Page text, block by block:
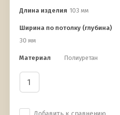
Длина изделия 103 мм
Ширина по потолку (глубина)
30 мм
Материал Полиуретан